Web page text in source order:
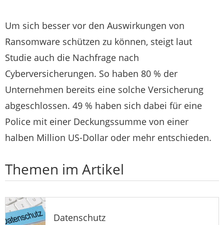
Um sich besser vor den Auswirkungen von
Ransomware schützen zu können, steigt laut
Studie auch die Nachfrage nach
Cyberversicherungen. So haben 80 % der
Unternehmen bereits eine solche Versicherung
abgeschlossen. 49 % haben sich dabei für eine
Police mit einer Deckungssumme von einer
halben Million US-Dollar oder mehr entschieden.
Themen im Artikel
Datenschutz